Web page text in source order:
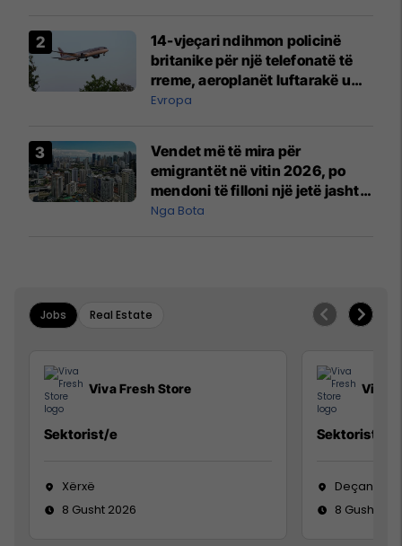
14-vjeçari ndihmon policinë
britanike për një telefonatë të
rreme, aeroplanët luftarakë u
ngritën në ajër për të
Mançesterit
Evropa
Vendet më të mira për
emigrantët në vitin 2026, po
mendoni të filloni një jetë jashtë
vendit?
Nga Bota
Jobs Real Estate
Viva Fresh Store
Sektorist/e
Xërxë
8 Gusht 2026
Viva
Sektorist/e
Deçan
8 Gusht